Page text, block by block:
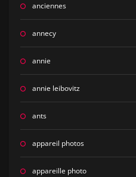
anciennes
annecy
annie
annie leibovitz
ants
appareil photos
appareille photo